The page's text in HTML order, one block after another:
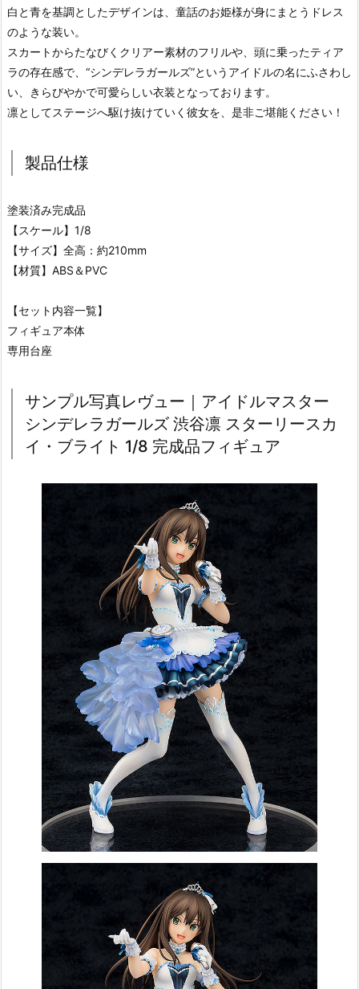
白と青を基調としたデザインは、童話のお姫様が身にまとうドレス
のような装い。
スカートからたなびくクリアー素材のフリルや、頭に乗ったティア
ラの存在感で、“シンデレラガールズ”というアイドルの名にふさわし
い、きらびやかで可愛らしい衣装となっております。
凛としてステージへ駆け抜けていく彼女を、是非ご堪能ください！
製品仕様
塗装済み完成品
【スケール】1/8
【サイズ】全高：約210mm
【材質】ABS＆PVC
【セット内容一覧】
フィギュア本体
専用台座
サンプル写真レヴュー｜アイドルマスター
シンデレラガールズ 渋谷凛 スターリースカ
イ・ブライト 1/8 完成品フィギュア